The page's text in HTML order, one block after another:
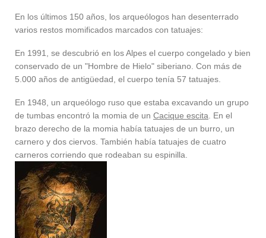
En los últimos 150 años, los arqueólogos han desenterrado
varios restos momificados marcados con tatuajes:
En 1991, se descubrió en los Alpes el cuerpo congelado y bien
conservado de un "Hombre de Hielo" siberiano. Con más de
5.000 años de antigüedad, el cuerpo tenía 57 tatuajes.
En 1948, un arqueólogo ruso que estaba excavando un grupo
de tumbas encontró la momia de un Cacique escita . En el
brazo derecho de la momia había tatuajes de un burro, un
carnero y dos ciervos. También había tatuajes de cuatro
carneros corriendo que rodeaban su espinilla.